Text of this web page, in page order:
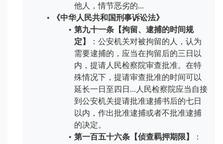
他人，情节恶劣的...
《中华人民共和国刑事诉讼法》
第九十一条【拘留、逮捕的时间规
定】
：公安机关对被拘留的人，认为
需要逮捕的，应当在拘留后的三日以
内，提请人民检察院审查批准。在特
殊情况下，提请审查批准的时间可以
延长一日至四日...人民检察院应当自接
到公安机关提请批准逮捕书后的七日
以内，作出批准逮捕或者不批准逮捕
的决定。
第一百五十六条【侦查羁押期限】
：